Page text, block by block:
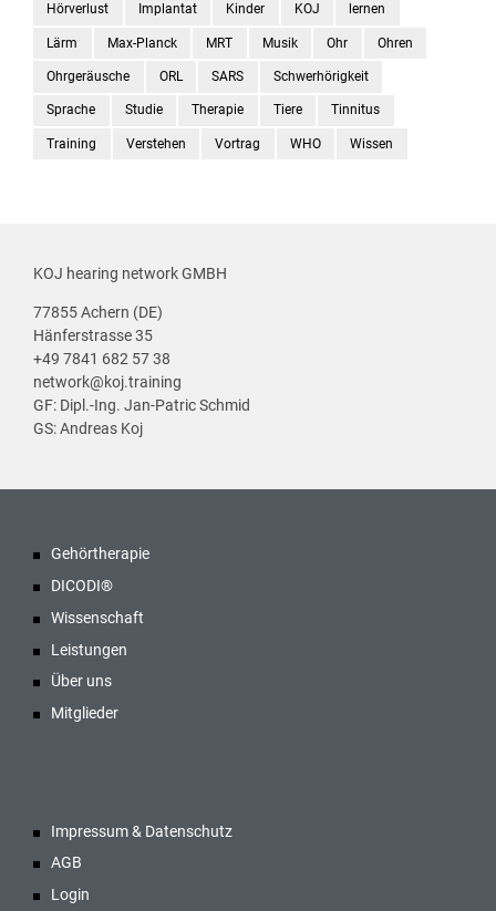
Hörverlust Implantat Kinder KOJ lernen
Lärm Max-Planck MRT Musik Ohr Ohren
Ohrgeräusche ORL SARS Schwerhörigkeit
Sprache Studie Therapie Tiere Tinnitus
Training Verstehen Vortrag WHO Wissen
KOJ hearing network GMBH
77855 Achern (DE)
Hänferstrasse 35
+49 7841 682 57 38
network@koj.training
GF: Dipl.-Ing. Jan-Patric Schmid
GS: Andreas Koj
Gehörtherapie
DICODI®
Wissenschaft
Leistungen
Über uns
Mitglieder
Impressum & Datenschutz
AGB
Login